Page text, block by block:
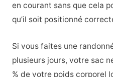
en courant sans que cela
qu’il soit positionné
Si vous faites une
plusieurs jours, votre sac
% de votre poids corporel